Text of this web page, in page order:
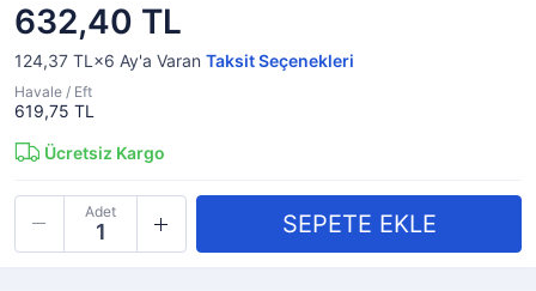
632,40 TL
124,37 TL×6 Ay'a Varan Taksit Seçenekleri
Havale / Eft
619,75 TL
Ücretsiz Kargo
Adet